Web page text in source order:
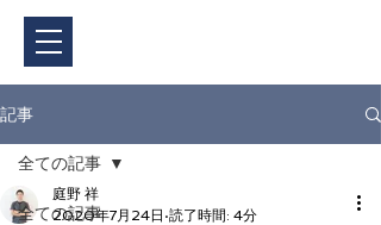
記事
全ての記事
全ての記事
庭野 祥
2020年7月24日 読了時間: 4分